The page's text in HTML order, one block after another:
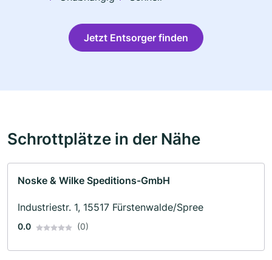
Jetzt Entsorger finden
Schrottplätze in der Nähe
Noske & Wilke Speditions-GmbH
Industriestr. 1, 15517 Fürstenwalde/Spree
0.0 (0)